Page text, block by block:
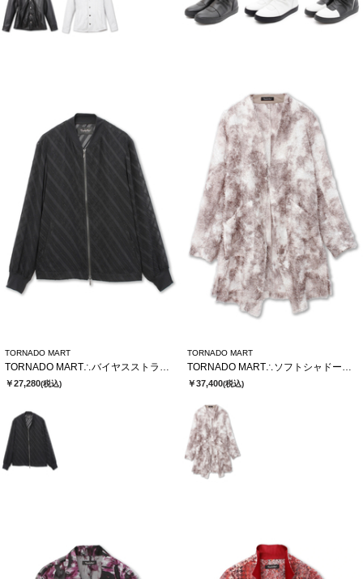
TORNADO MART
TORNADO MART∴バイヤスストライプシアーブルゾン
￥27,280(税込)
TORNADO MART
TORNADO MART∴ソフトシャドーカットJQロングカーデ
￥37,400(税込)